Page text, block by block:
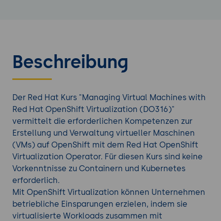
Beschreibung
Der Red Hat Kurs "Managing Virtual Machines with
Red Hat OpenShift Virtualization (DO316)"
vermittelt die erforderlichen Kompetenzen zur
Erstellung und Verwaltung virtueller Maschinen
(VMs) auf OpenShift mit dem Red Hat OpenShift
Virtualization Operator. Für diesen Kurs sind keine
Vorkenntnisse zu Containern und Kubernetes
erforderlich.
Mit OpenShift Virtualization können Unternehmen
betriebliche Einsparungen erzielen, indem sie
virtualisierte Workloads zusammen mit